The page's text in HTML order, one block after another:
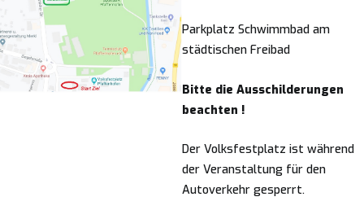
Parkplatz Schwimmbad am
städtischen Freibad
Bitte die Ausschilderungen
beachten !
Der Volksfestplatz ist während
der Veranstaltung für den
Autoverkehr gesperrt.